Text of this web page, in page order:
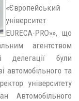
«Європейський
університет
EURECA-PRO»», що
агентством
делегації були
автомобільного та
університету
Автомобільного